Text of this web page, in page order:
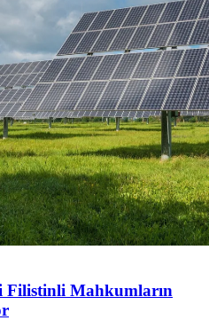
Filistinli Mahkumların